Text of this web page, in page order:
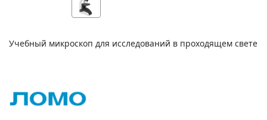
Учебный микроскоп для исследований в проходящем свете